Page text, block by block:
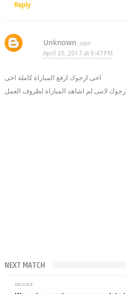
Reply
Unknown
April 20, 2017 at 6:47 PM
اخى ارجوك ارفع المباراة كاملة اخى
ارجوك لاننى لم اشاهد المباراة لظروف العمل
NEXT MATCH